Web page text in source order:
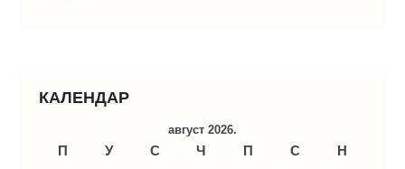
КАЛЕНДАР
август 2026.
П У С Ч П С
Н